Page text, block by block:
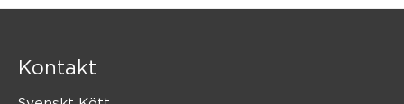
Kontakt